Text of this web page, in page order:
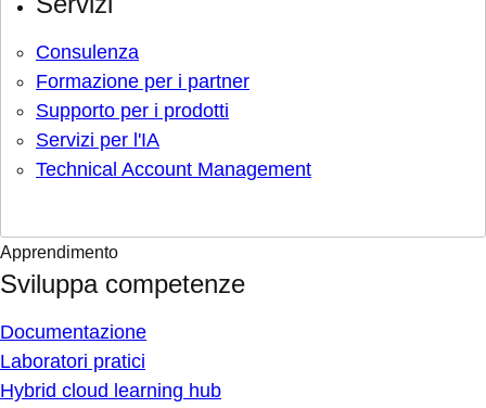
Consulenza
Formazione per i partner
Supporto per i prodotti
Servizi per l'IA
Technical Account Management
Apprendimento
Sviluppa competenze
Documentazione
Laboratori pratici
Hybrid cloud learning hub